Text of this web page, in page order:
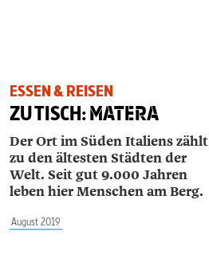
ESSEN & REISEN
ZU TISCH:MATERA
Der Ort im Süden Italiens zählt
zu den ältesten Städten der
Welt. Seit gut 9.000 Jahren
leben hier Menschen am Berg.
August 2019